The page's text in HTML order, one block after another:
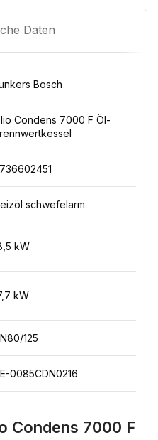
Daten
Bosch
Condens 7000 F Öl-
schwefelarm
kW
kW
125
0085CDN0216
Condens 7000 F